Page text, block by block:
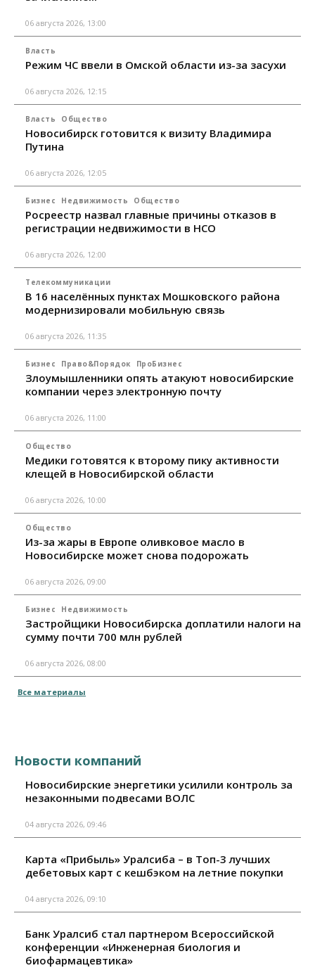
06 августа 2026, 13:00
Власть
Режим ЧС ввели в Омской области из-за засухи
06 августа 2026, 12:15
Власть Общество
Новосибирск готовится к визиту Владимира
Путина
06 августа 2026, 12:05
Бизнес Недвижимость Общество
Росреестр назвал главные причины отказов в
регистрации недвижимости в НСО
06 августа 2026, 12:00
Телекоммуникации
В 16 населённых пунктах Мошковского района
модернизировали мобильную связь
06 августа 2026, 11:35
Бизнес Право&Порядок ПроБизнес
Злоумышленники опять атакуют новосибирские
компании через электронную почту
06 августа 2026, 11:00
Общество
Медики готовятся к второму пику активности
клещей в Новосибирской области
06 августа 2026, 10:00
Общество
Из-за жары в Европе оливковое масло в
Новосибирске может снова подорожать
06 августа 2026, 09:00
Бизнес Недвижимость
Застройщики Новосибирска доплатили налоги на
сумму почти 700 млн рублей
06 августа 2026, 08:00
Все материалы
Новости компаний
Новосибирские энергетики усилили контроль за
незаконными подвесами ВОЛС
04 августа 2026, 09:46
Карта «Прибыль» Уралсиба – в Топ-3 лучших
дебетовых карт с кешбэком на летние покупки
04 августа 2026, 09:10
Банк Уралсиб стал партнером Всероссийской
конференции «Инженерная биология и
биофармацевтика»